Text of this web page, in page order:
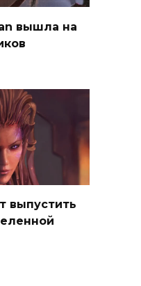
вышла на
выпустить